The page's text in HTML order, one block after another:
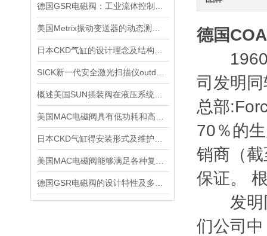
德国
1960年
司发明
总部
70％的
销商（
保证。
发明同
们公司